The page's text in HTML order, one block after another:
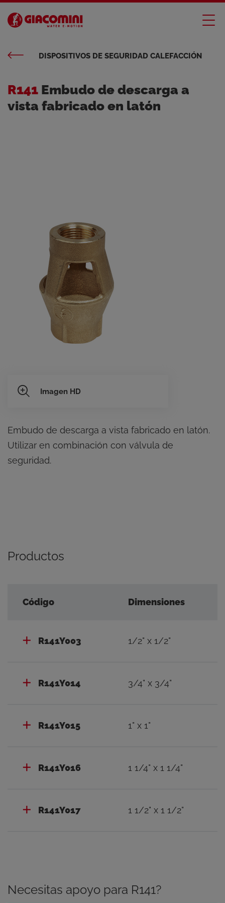
DISPOSITIVOS DE SEGURIDAD CALEFACCIÓN
R141 Embudo de descarga a
vista fabricado en latón
Imagen HD
Embudo de descarga a vista fabricado en latón.
Utilizar en combinación con válvula de
seguridad.
Productos
Código Dimensiones
R141Y003 1/2" x 1/2"
R141Y014 3/4" x 3/4"
R141Y015 1" x 1"
R141Y016 1 1/4" x 1 1/4"
R141Y017 1 1/2" x 1 1/2"
Necesitas apoyo para R141?